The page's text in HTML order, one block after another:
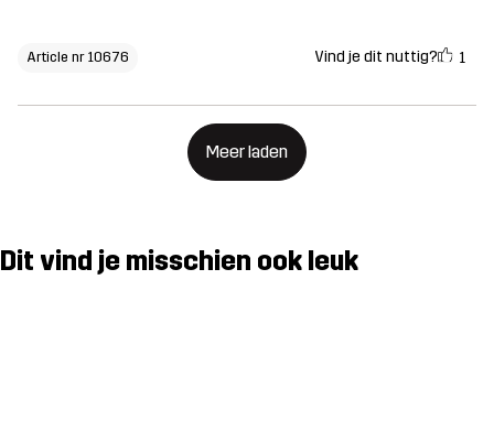
Article nr 10676 Vind je dit nuttig? 1
Meer laden
Dit vind je misschien ook leuk